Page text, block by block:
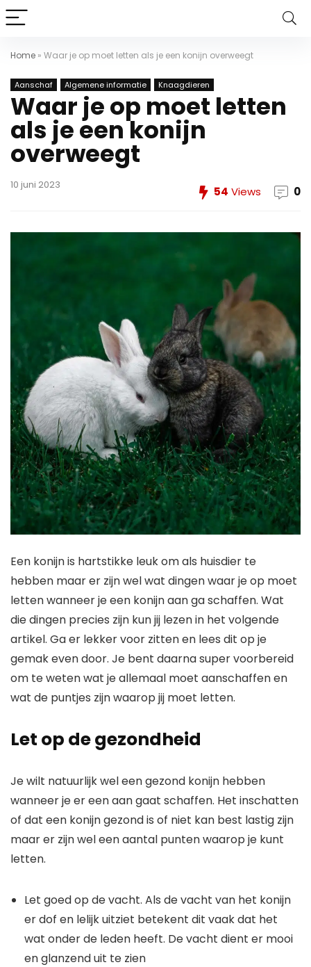
Home » Waar je op moet letten als je een konijn overweegt
Aanschaf Algemene informatie Knaagdieren
Waar je op moet letten
als je een konijn
overweegt
10 juni 2023 54 Views 0
Een konijn is hartstikke leuk om als huisdier te
hebben maar er zijn wel wat dingen waar je op moet
letten wanneer je een konijn aan ga schaffen. Wat
die dingen precies zijn kun jij lezen in het volgende
artikel. Ga er lekker voor zitten en lees dit op je
gemak even door. Je bent daarna super voorbereid
om te weten wat je allemaal moet aanschaffen en
wat de puntjes zijn waarop jij moet letten.
Let op de gezondheid
Je wilt natuurlijk wel een gezond konijn hebben
wanneer je er een aan gaat schaffen. Het inschatten
of dat een konijn gezond is of niet kan best lastig zijn
maar er zijn wel een aantal punten waarop je kunt
letten.
Let goed op de vacht. Als de vacht van het konijn
er dof en lelijk uitziet betekent dit vaak dat het
wat onder de leden heeft. De vacht dient er mooi
en glanzend uit te zien